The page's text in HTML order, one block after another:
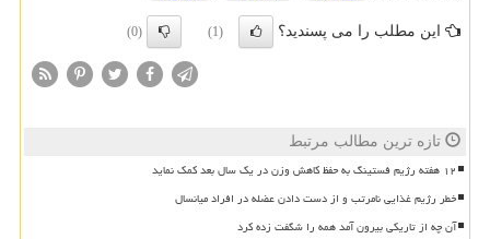
این مطلب را می پسندید؟ (1)
(0)
تازه ترین مطالب مرتبط
۱۲ هفته رژیم فستینگ به حفظ کاهش وزن در یک سال بعد کمک نماید
خطر رژیم غذایی نامرتب و از دست دادن عضله در افراد میانسال
آن چه از تاریکی بیرون آمد همه را شگفت زده کرد